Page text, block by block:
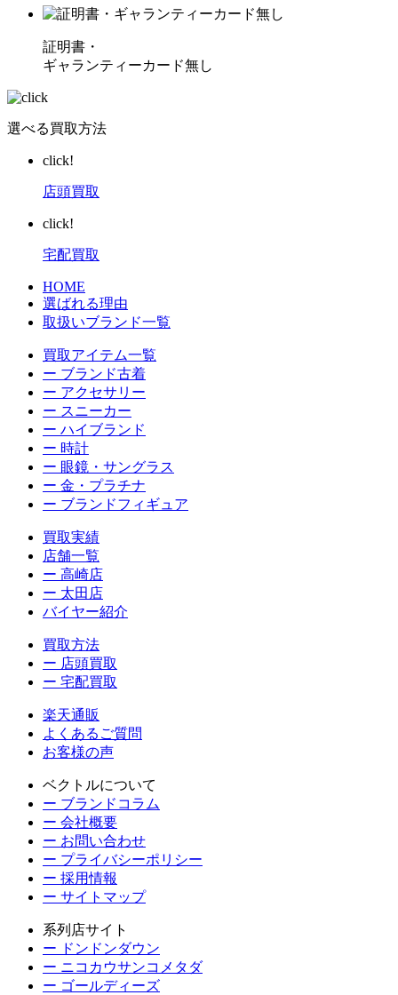
証明書・
ギャランティーカード無し
選べる買取方法
click!
店頭買取
click!
宅配買取
HOME
選ばれる理由
取扱いブランド一覧
買取アイテム一覧
ー ブランド古着
ー アクセサリー
ー スニーカー
ー ハイブランド
ー 時計
ー 眼鏡・サングラス
ー 金・プラチナ
ー ブランドフィギュア
買取実績
店舗一覧
ー 高崎店
ー 太田店
バイヤー紹介
買取方法
ー 店頭買取
ー 宅配買取
楽天通販
よくあるご質問
お客様の声
ベクトルについて
ー ブランドコラム
ー 会社概要
ー お問い合わせ
ー プライバシーポリシー
ー 採用情報
ー サイトマップ
系列店サイト
ー ドンドンダウン
ー ニコカウサンコメタダ
ー ゴールディーズ